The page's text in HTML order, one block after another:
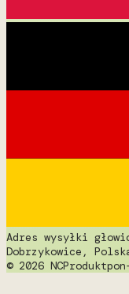
Adres wysyłki
Dobrzykowice,
© 2026 NCProdukt